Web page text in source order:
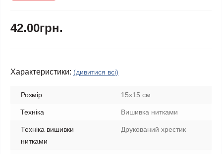
42.00грн.
Характеристики: (дивитися всі)
Розмір 15x15 см
Техніка Вишивка нитками
Техніка вишивки
нитками
Друкований хрестик